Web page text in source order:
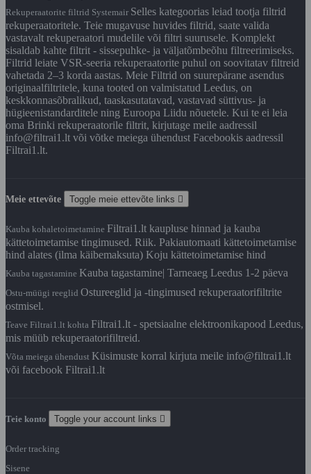
Rekuperaatorite filtrid Systemair Selles kategoorias leiad tootja filtrid
rekuperaatoritele. Teie mugavuse huvides filtrid, saate valida
vastavalt rekuperaatori mudelile või filtri suurusele. Komplekt
sisaldab kahte filtrit - sissepuhke- ja väljatõmbeõhu filtreerimiseks.
Filtrid leiate VSR-seeria rekuperaatorite puhul on soovitatav filtreid
vahetada 2–3 korda aastas. Meie Filtrid on suurepärane asendus
originaalfiltritele, kuna tooted on valmistatud Leedus, on
keskkonnasõbralikud, taaskasutatavad, vastavad süttivus- ja
hügieenistandarditele ning Euroopa Liidu nõuetele. Kui te ei leia
oma Brinki rekuperaatorile filtrit, kirjutage meile aadressil
info@filtrai1.lt või võtke meiega ühendust Facebookis aadressil
Filtrai1.lt.
Meie ettevõte Toggle meie ettevõte links 
Kauba kohaletoimetamine Filtrai1.lt kaupluse hinnad ja kauba
kättetoimetamise tingimused. Riik. Pakiautomaati kättetoimetamise
hind alates (ilma käibemaksuta) Koju kättetoimetamise hind
Kauba tagastamine Kauba tagastamine| Tarneaeg Leedus 1-2 päeva
Ostu-müügi reeglid Ostureeglid ja -tingimused rekuperaatorifiltrite
ostmisel.
Teave Filtrai1.lt kohta Filtrai1.lt - spetsiaalne elektroonikapood Leedus,
mis müüb rekuperaatorifiltreid.
Võta meiega ühendust Küsimuste korral kirjuta meile info@filtrai1.lt
või facebook Filtrai1.lt
Teie konto Toggle your account links 
Order tracking
Sisene